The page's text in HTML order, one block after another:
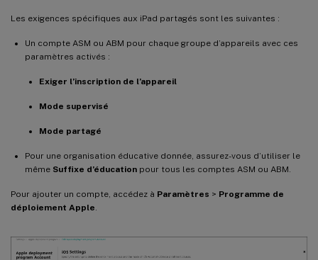
Les exigences spécifiques aux iPad partagés sont les suivantes :
Un compte ASM ou ABM pour chaque groupe d’appareils avec ces
paramètres activés :
Exiger l’inscription de l’appareil
Mode supervisé
Mode partagé
Pour une organisation éducative donnée, assurez-vous d’utiliser le
même Suffixe d’éducation pour tous les comptes ASM ou ABM.
Pour ajouter un compte, accédez à Paramètres > Programme de
déploiement Apple.